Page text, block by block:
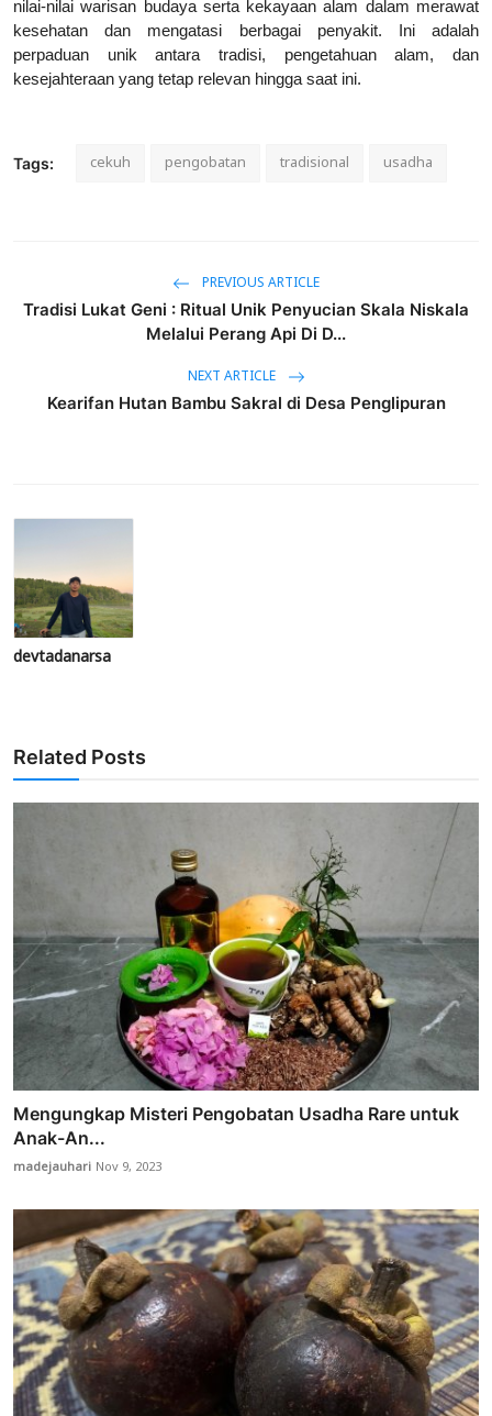
nilai-nilai warisan budaya serta kekayaan alam dalam merawat
kesehatan dan mengatasi berbagai penyakit. Ini adalah
perpaduan unik antara tradisi, pengetahuan alam, dan
kesejahteraan yang tetap relevan hingga saat ini.
Tags: cekuh pengobatan tradisional usadha
PREVIOUS ARTICLE
Tradisi Lukat Geni : Ritual Unik Penyucian Skala Niskala
Melalui Perang Api Di D...
NEXT ARTICLE
Kearifan Hutan Bambu Sakral di Desa Penglipuran
devtadanarsa
Related Posts
Mengungkap Misteri Pengobatan Usadha Rare untuk
Anak-An...
madejauhari Nov 9, 2023